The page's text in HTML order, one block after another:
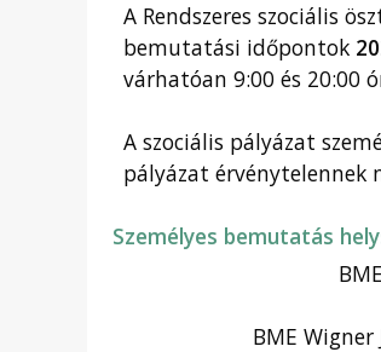
A Rendszeres szociális
bemutatási időpontok
várhatóan 9:00 és 20:00
A szociális pályázat
pályázat érvénytelennek
Személyes bemutatás
BME